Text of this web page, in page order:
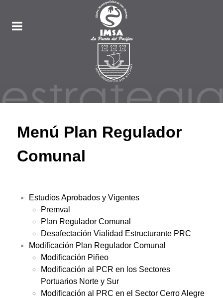
Menú Plan Regulador
Comunal
Estudios Aprobados y Vigentes
Premval
Plan Regulador Comunal
Desafectación Vialidad Estructurante PRC
Modificación Plan Regulador Comunal
Modificación Piñeo
Modificación al PCR en los Sectores
Portuarios Norte y Sur
Modificación al PRC en el Sector Cerro Alegre